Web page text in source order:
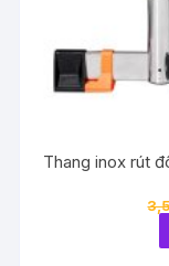
Thang inox rút